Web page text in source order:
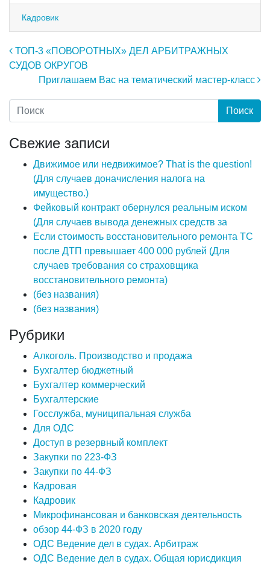
Кадровик
Навигация по записям
ТОП-3 «ПОВОРОТНЫХ» ДЕЛ АРБИТРАЖНЫХ
СУДОВ ОКРУГОВ
Приглашаем Вас на тематический мастер-класс
Свежие записи
Движимое или недвижимое? That is the question!
(Для случаев доначисления налога на
имущество.)
Фейковый контракт обернулся реальным иском
(Для случаев вывода денежных средств за
Если стоимость восстановительного ремонта ТС
после ДТП превышает 400 000 рублей (Для
случаев требования со страховщика
восстановительного ремонта)
(без названия)
(без названия)
Рубрики
Алкоголь. Производство и продажа
Бухгалтер бюджетный
Бухгалтер коммерческий
Бухгалтерские
Госслужба, муниципальная служба
Для ОДС
Доступ в резервный комплект
Закупки по 223-ФЗ
Закупки по 44-ФЗ
Кадровая
Кадровик
Микрофинансовая и банковская деятельность
обзор 44-ФЗ в 2020 году
ОДС Ведение дел в судах. Арбитраж
ОДС Ведение дел в судах. Общая юрисдикция